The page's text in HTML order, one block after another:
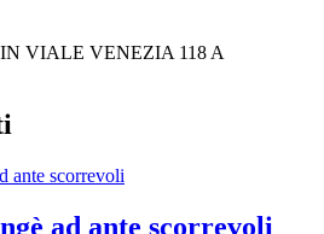
VIALE VENEZIA 118 A
ad ante scorrevoli